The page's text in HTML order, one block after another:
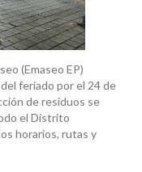
(Emaseo EP)
feriado por el 24 de
de residuos se
el Distrito
horarios, rutas y